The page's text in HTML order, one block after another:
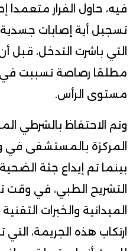
فيه، حاول الفرار
تسجيل أية إصابات
التي باشرت التدخل، قبل
مطلقا رصاصة تسببت في
مستوى الرأس.
وتم الاحتفاظ بالشرطي
المركزة بالمستشفى
بينما تم إيداع جثة
التشريح الطبي، في وقت
الميدانية والخبرات
ارتكاب هذه الجريمة،